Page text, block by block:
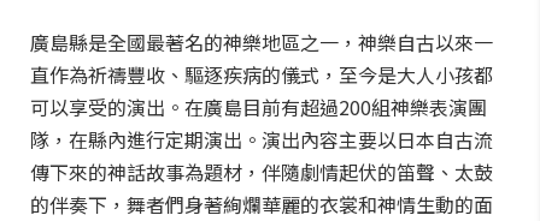
廣島縣是全國最著名的神樂地區之一，神樂自古以來一
直作為祈禱豐收、驅逐疾病的儀式，至今是大人小孩都
可以享受的演出。在廣島目前有超過200組神樂表演團
隊，在縣內進行定期演出。演出內容主要以日本自古流
傳下來的神話故事為題材，伴隨劇情起伏的笛聲、太鼓
的伴奏下，舞者們身著絢爛華麗的衣裳和神情生動的面